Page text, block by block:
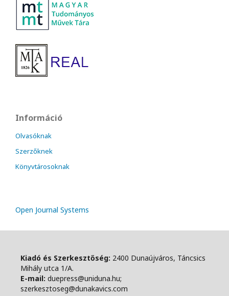
Információ
Olvasóknak
Szerzőknek
Könyvtárosoknak
Open Journal Systems
Kiadó és Szerkesztőség: 2400 Dunaújváros, Táncsics
Mihály utca 1/A.
E-mail: duepress@uniduna.hu;
szerkesztoseg@dunakavics.com